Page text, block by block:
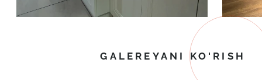
GALEREYANI KO'RISH